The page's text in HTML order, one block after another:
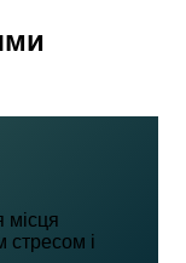
місця
і